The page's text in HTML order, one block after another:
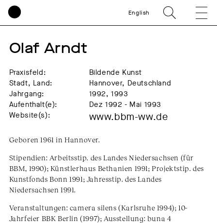
English
Olaf Arndt
Praxisfeld:
Bildende Kunst
Stadt, Land:
Hannover, Deutschland
Jahrgang:
1992, 1993
Aufenthalt(e):
Dez 1992 - Mai 1993
Website(s):
www.bbm-ww.de
Geboren 1961 in Hannover.
Stipendien: Arbeitsstip. des Landes Niedersachsen (für
BBM, 1990); Künstlerhaus Bethanien 1991; Projektstip. des
Kunstfonds Bonn 1991; Jahresstip. des Landes
Niedersachsen 1991.
Veranstaltungen: camera silens (Karlsruhe 1994); 10-
Jahrfeier BBK Berlin (1997); Ausstellung: buna 4